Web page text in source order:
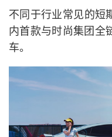
不同于行业常见的短
内首款与时尚集团全
车。